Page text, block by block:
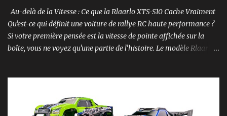
Au-delà de la Vitesse : Ce que la Rlaarlo XTS-S10 Cache Vraiment
Qu'est-ce qui définit une voiture de rallye RC haute performance ?
Si votre première pensée est la vitesse de pointe affichée sur la
boîte, vous ne voyez qu'une partie de l'histoire. Le modèle Rlaarlo
qui font de cette machine bien plus qu'un simple bolide. Un Modèle,
Deux Philosophies : Le Choix Entre "Prêt à Rouler" et "À